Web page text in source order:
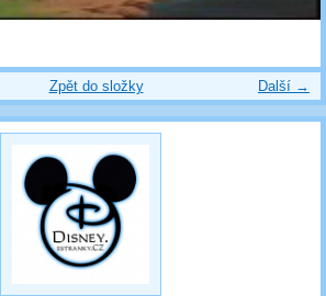
Další →
Zpět do složky